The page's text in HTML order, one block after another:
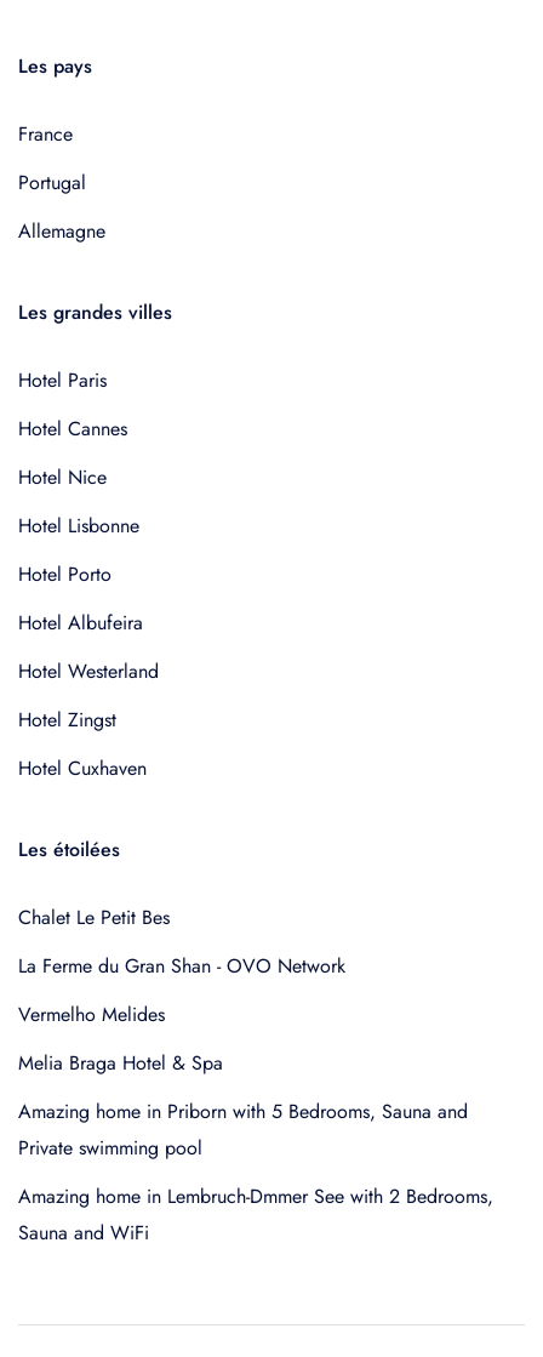
Les pays
France
Portugal
Allemagne
Les grandes villes
Hotel Paris
Hotel Cannes
Hotel Nice
Hotel Lisbonne
Hotel Porto
Hotel Albufeira
Hotel Westerland
Hotel Zingst
Hotel Cuxhaven
Les étoilées
Chalet Le Petit Bes
La Ferme du Gran Shan - OVO Network
Vermelho Melides
Melia Braga Hotel & Spa
Amazing home in Priborn with 5 Bedrooms, Sauna and
Private swimming pool
Amazing home in Lembruch-Dmmer See with 2 Bedrooms,
Sauna and WiFi